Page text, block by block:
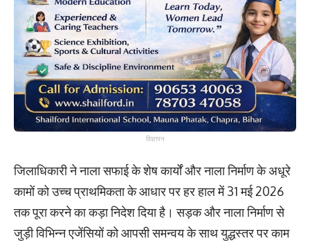
विज्ञापन
जिलाधिकारी ने नाला सफाई के शेष कार्यों और नाला निर्माण के अधूरे
कामों को उच्च प्राथमिकता के आधार पर हर हाल में 31 मई 2026
तक पूरा करने का कड़ा निदेश दिया है। सड़क और नाला निर्माण से
जुड़ी विभिन्न एजेंसियों को आपसी समन्वय के साथ युद्धस्तर पर काम